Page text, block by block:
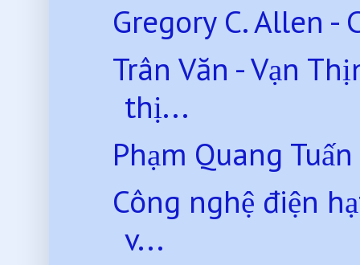
Gregory C. Allen -
Trân Văn - Vạn
thị...
Phạm Quang
Công nghệ điện
v...